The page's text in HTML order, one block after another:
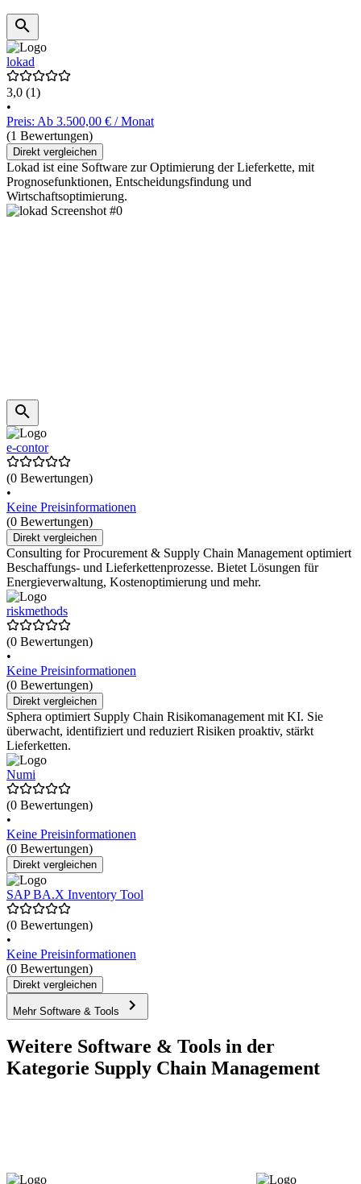
lokad
3,0 (1)
•
Preis: Ab 3.500,00 € / Monat
(1 Bewertungen)
Direkt vergleichen
Lokad ist eine Software zur Optimierung der Lieferkette, mit
Prognosefunktionen, Entscheidungsfindung und
Wirtschaftsoptimierung.
e-contor
(0 Bewertungen)
•
Keine Preisinformationen
(0 Bewertungen)
Direkt vergleichen
Consulting for Procurement & Supply Chain Management optimiert
Beschaffungs- und Lieferkettenprozesse. Bietet Lösungen für
Energieverwaltung, Kostenoptimierung und mehr.
riskmethods
(0 Bewertungen)
•
Keine Preisinformationen
(0 Bewertungen)
Direkt vergleichen
Sphera optimiert Supply Chain Risikomanagement mit KI. Sie
überwacht, identifiziert und reduziert Risiken proaktiv, stärkt
Lieferketten.
Numi
(0 Bewertungen)
•
Keine Preisinformationen
(0 Bewertungen)
Direkt vergleichen
SAP BA.X Inventory Tool
(0 Bewertungen)
•
Keine Preisinformationen
(0 Bewertungen)
Direkt vergleichen
Mehr Software & Tools
Weitere Software & Tools in der
Kategorie Supply Chain Management